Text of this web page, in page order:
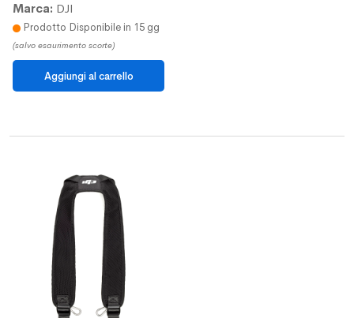
Marca: DJI
Prodotto Disponibile in 15 gg
(salvo esaurimento scorte)